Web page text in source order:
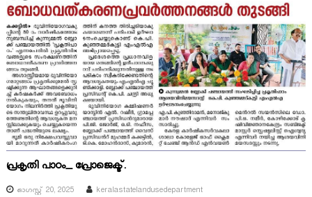
പ്രകൃതി പാഠം_ പ്രോജെക്ട്.
ഓഗസ്റ്റ്‌ 20, 2025 keralastatelandusedepartment